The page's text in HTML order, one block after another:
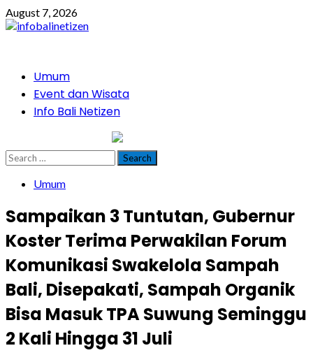
Skip
to
August 7, 2026
PrimaryUmum
Event dan Wisata
Info Bali Netizen
Search
for:
Umum
Sampaikan 3 Tuntutan, Gubernur
Koster Terima Perwakilan Forum
Komunikasi Swakelola Sampah
Bali, Disepakati, Sampah Organik
Bisa Masuk TPA Suwung Seminggu
2 Kali Hingga 31 Juli